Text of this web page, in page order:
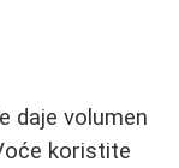
daje volumen
koristite